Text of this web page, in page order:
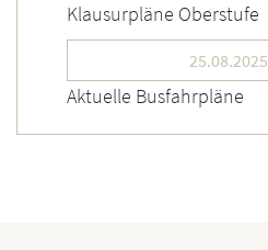
Klausurpläne Oberstufe
25.08.2025
Aktuelle Busfahrpläne